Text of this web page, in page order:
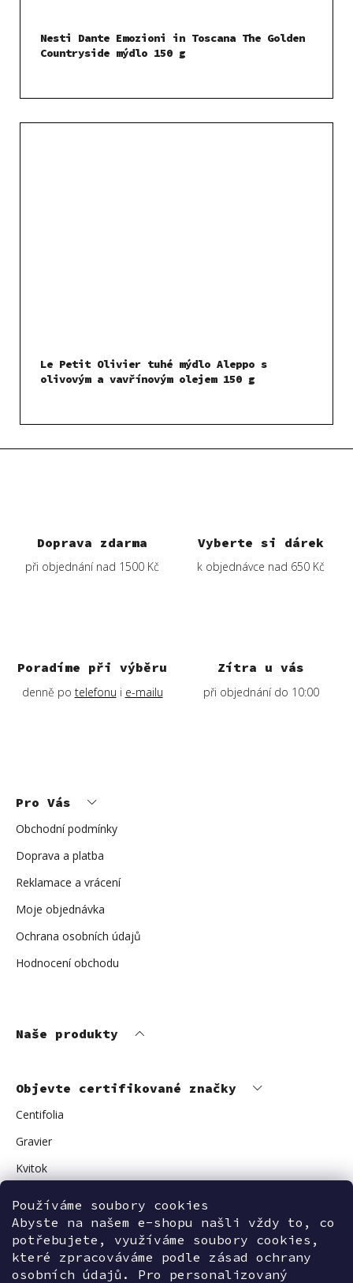
Používáme soubory cookies
Abyste na našem e-shopu našli vždy to, co
potřebujete, využíváme soubory cookies,
které zpracováváme podle zásad ochrany
osobních údajů. Pro personalizovaný
Doprava zdarma
při objednání nad 1500 Kč
Vyberte si dárek
k objednávce nad 650 Kč
Poradíme při výběru
denně po telefonu i e-mailu
Zítra u vás
při objednání do 10:00
Nesti Dante Emozioni in Toscana The Golden
Countryside mýdlo 150 g
Le Petit Olivier tuhé mýdlo Aleppo s
olivovým a vavřínovým olejem 150 g
Pro Vás
Obchodní podmínky
Doprava a platba
Reklamace a vrácení
Moje objednávka
Ochrana osobních údajů
Hodnocení obchodu
Naše produkty
Objevte certifikované značky
Centifolia
Gravier
Kvitok
Avant Skincare
Sonnentor